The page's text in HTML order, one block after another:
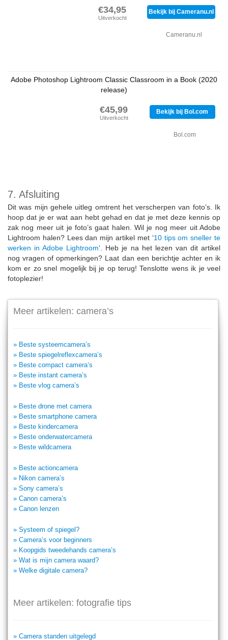
€34,95
Uitverkocht
Bekijk bij Cameranu.nl
Cameranu.nl
Adobe Photoshop Lightroom Classic Classroom in a Book (2020
release)
€45,99
Uitverkocht
Bekijk bij Bol.com
Bol.com
7. Afsluiting
Dit was mijn gehele uitleg omtrent het verscherpen van foto’s. Ik
hoop dat je er wat aan hebt gehad en dat je met deze kennis op
zak nog meer uit je foto’s gaat halen. Wil je nog meer uit Adobe
Lightroom halen? Lees dan mijn artikel met ‘10 tips om sneller te
werken in Adobe Lightroom‘. Heb je na het lezen van dit artikel
nog vragen of opmerkingen? Laat dan een berichtje achter en ik
kom er zo snel mogelijk bij je op terug! Tenslotte wens ik je veel
fotoplezier!
Meer artikelen: camera’s
» Beste systeemcamera’s
» Beste spiegelreflexcamera’s
» Beste compact camera’s
» Beste instant camera’s
» Beste vlog camera’s
» Beste drone met camera
» Beste smartphone camera
» Beste kindercamera
» Beste onderwatercamera
» Beste wildcamera
» Beste actioncamera
» Nikon camera’s
» Sony camera’s
» Canon camera’s
» Canon lenzen
» Systeem of spiegel?
» Camera’s voor beginners
» Koopgids tweedehands camera’s
» Wat is mijn camera waard?
» Welke digitale camera?
Meer artikelen: fotografie tips
» Camera standen uitgelegd